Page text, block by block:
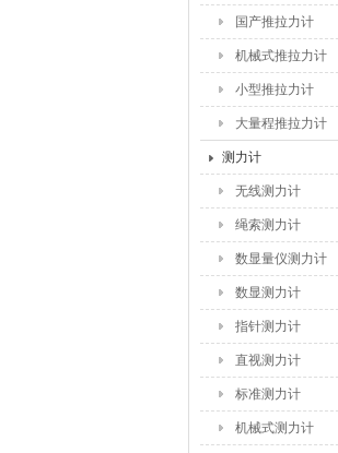
国产推拉力计
机械式推拉力计
小型推拉力计
大量程推拉力计
测力计
无线测力计
绳索测力计
数显量仪测力计
数显测力计
指针测力计
直视测力计
标准测力计
机械式测力计